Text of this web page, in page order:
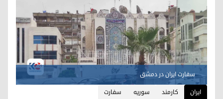
سفارت ایران در دمشق
ایران
کارمند سوریه سفارت